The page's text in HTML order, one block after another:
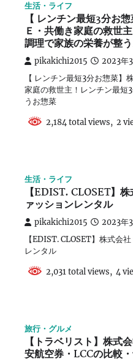
生活・ライフ
【 レンチン最短3分お
Ｅ・共働き家庭の救世
調理で家族の栄養が整
pikakichi2015 2023年
【 レンチン最短3分お惣菜】
家庭の救世主！レンチン最短
うお惣菜
2,184 total views, 2
生活・ライフ
【EDIST. CLOSET】
ァッションレンタル
pikakichi2015 2023年
【EDIST. CLOSET】株式会
レンタル
2,031 total views, 4
旅行・グルメ
【トラベリスト】株式
安航空券・LCCの比較